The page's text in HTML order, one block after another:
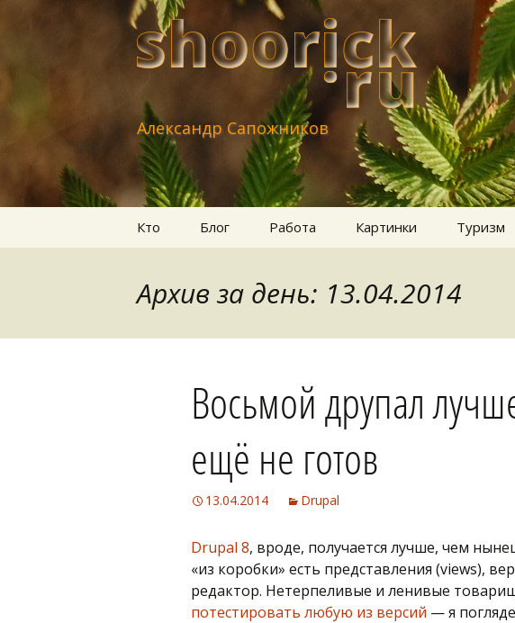
Александр Сапожников
Кто Блог Работа Картинки Туризм
Архив за день: 13.04.2014
Восьмой друпал
ещё не готов
13.04.2014 Drupal
Drupal 8, вроде, получается лучше, чем
«из коробки» есть представления (views),
редактор. Нетерпеливые и ленивые
потестировать любую из версий — я